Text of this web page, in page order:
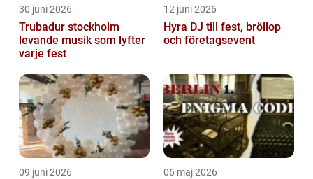
30 juni 2026
Trubadur stockholm
levande musik som lyfter
varje fest
12 juni 2026
Hyra DJ till fest, bröllop
och företagsevent
09 juni 2026 06 maj 2026